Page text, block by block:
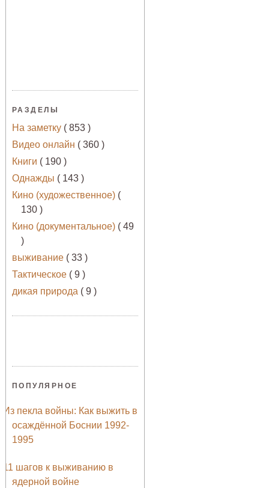
РАЗДЕЛЫ
На заметку ( 853 )
Видео онлайн ( 360 )
Книги ( 190 )
Однажды ( 143 )
Кино (художественное) (
130 )
Кино (документальное) ( 49
)
выживание ( 33 )
Тактическое ( 9 )
дикая природа ( 9 )
ПОПУЛЯРНОЕ
Из пекла войны: Как выжить в
осаждённой Боснии 1992-
1995
11 шагов к выживанию в
ядерной войне